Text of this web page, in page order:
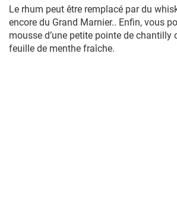
Le rhum peut être remplacé par du
encore du Grand Marnier.. Enfin, vous
mousse d’une petite pointe de chantilly
feuille de menthe fraîche.